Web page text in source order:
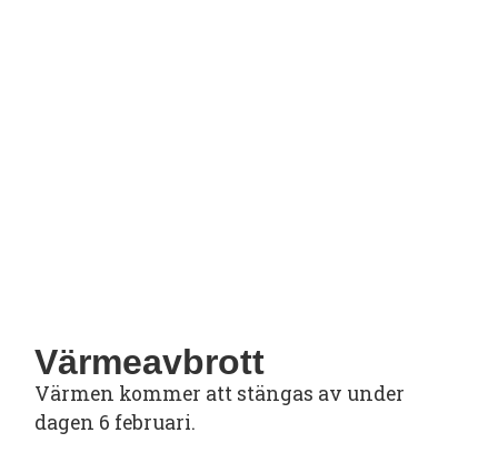
Värmeavbrott
Värmen kommer att stängas av under
dagen 6 februari.